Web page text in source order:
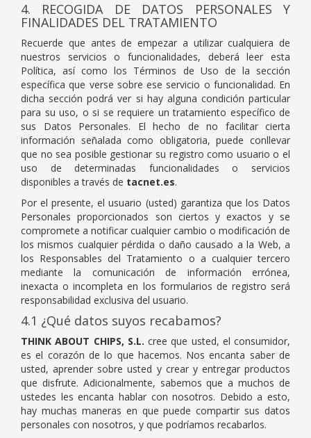
4. RECOGIDA DE DATOS PERSONALES Y
FINALIDADES DEL TRATAMIENTO
Recuerde que antes de empezar a utilizar cualquiera de
nuestros servicios o funcionalidades, deberá leer esta
Política, así como los Términos de Uso de la sección
específica que verse sobre ese servicio o funcionalidad. En
dicha sección podrá ver si hay alguna condición particular
para su uso, o si se requiere un tratamiento específico de
sus Datos Personales. El hecho de no facilitar cierta
información señalada como obligatoria, puede conllevar
que no sea posible gestionar su registro como usuario o el
uso de determinadas funcionalidades o servicios
disponibles a través de tacnet.es.
Por el presente, el usuario (usted) garantiza que los Datos
Personales proporcionados son ciertos y exactos y se
compromete a notificar cualquier cambio o modificación de
los mismos cualquier pérdida o daño causado a la Web, a
los Responsables del Tratamiento o a cualquier tercero
mediante la comunicación de información errónea,
inexacta o incompleta en los formularios de registro será
responsabilidad exclusiva del usuario.
4.1 ¿Qué datos suyos recabamos?
THINK ABOUT CHIPS, S.L. cree que usted, el consumidor,
es el corazón de lo que hacemos. Nos encanta saber de
usted, aprender sobre usted y crear y entregar productos
que disfrute. Adicionalmente, sabemos que a muchos de
ustedes les encanta hablar con nosotros. Debido a esto,
hay muchas maneras en que puede compartir sus datos
personales con nosotros, y que podríamos recabarlos.